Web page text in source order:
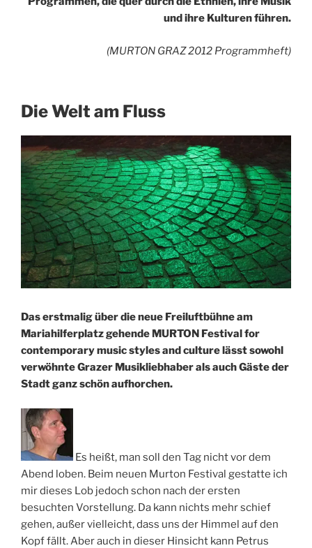
und ihre Kulturen führen.
(MURTON GRAZ 2012 Programmheft)
Die Welt am Fluss
Das erstmalig über die neue Freiluftbühne am
Mariahilferplatz gehende MURTON Festival for
contemporary music styles and culture lässt sowohl
verwöhnte Grazer Musikliebhaber als auch Gäste der
Stadt ganz schön aufhorchen.
Es heißt, man soll den Tag nicht vor dem
Abend loben. Beim neuen Murton Festival gestatte ich
mir dieses Lob jedoch schon nach der ersten
besuchten Vorstellung. Da kann nichts mehr schief
gehen, außer vielleicht, dass uns der Himmel auf den
Kopf fällt. Aber auch in dieser Hinsicht kann Petrus